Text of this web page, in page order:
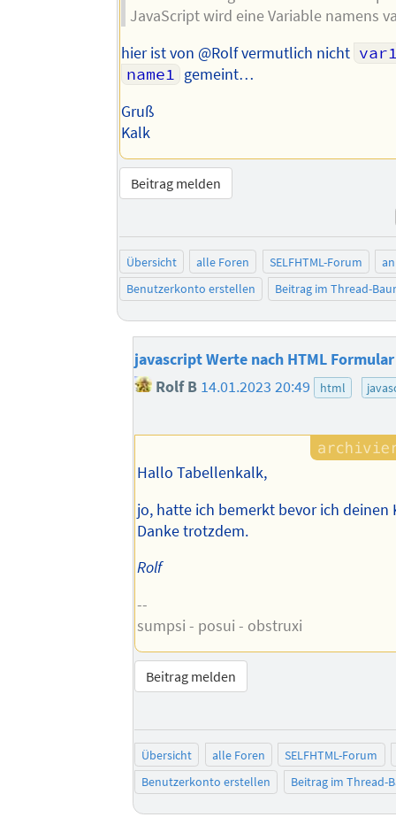
JavaScript wird eine Variable namens
hier ist von @Rolf vermutlich nicht
name1 gemeint…
Gruß
Kalk
Beitrag melden
Übersicht alle Foren SELFHTML-Forum
Benutzerkonto erstellen
Beitrag im Thread-
javascript Werte nach HTML Formular
Rolf B 14.01.2023 20:49 html
Hallo Tabellenkalk,
jo, hatte ich bemerkt bevor ich deinen
Danke trotzdem.
Rolf
--
sumpsi - posui - obstruxi
Beitrag melden
Übersicht alle Foren
SELFHTML-Forum
Benutzerkonto erstellen
Beitrag im Thread-